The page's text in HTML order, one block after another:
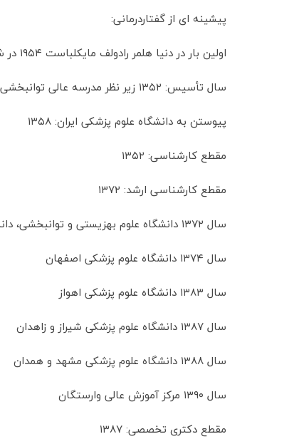
پیشینه ای از گفتاردرمانی:
اولین بار در دنیا هلمر رادولف مایکلباست ۱۹۵۴ در شکل دهی رشته ای جدید و مجزا هم از نظر تئوری و هم از نظر عملی به نام “آسیب شناسی گفتار و زبان” نقش داشت.
سال تأسیس: ۱۳۵۲ زیر نظر مدرسه عالی توانبخشی
پیوستن به دانشگاه علوم پزشکی ایران: ۱۳۵۸
مقطع کارشناسی: ۱۳۵۲
مقطع کارشناسی ارشد: ۱۳۷۲
سال ۱۳۷۲ دانشگاه علوم بهزیستی و توانبخشی، دانشگاه علوم پزشکی تهران و سمنان
سال ۱۳۷۴ دانشگاه علوم پزشکی اصفهان
سال ۱۳۸۳ دانشگاه علوم پزشکی اهواز
سال ۱۳۸۷ دانشگاه علوم پزشکی شیراز و زاهدان
سال ۱۳۸۸ دانشگاه علوم پزشکی مشهد و همدان
سال ۱۳۹۰ مرکز آموزش عالی وارستگان
مقطع دکتری تخصصی: ۱۳۸۷